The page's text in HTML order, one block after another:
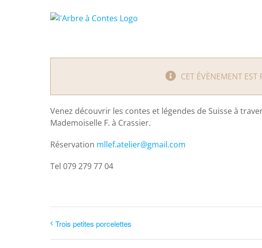
CET ÉVÈNEMENT EST
Venez découvrir les contes et légendes de Suisse à
Mademoiselle F. à Crassier.
Réservation mllef.atelier@gmail.com
Tel 079 279 77 04
Trois petites porcelettes